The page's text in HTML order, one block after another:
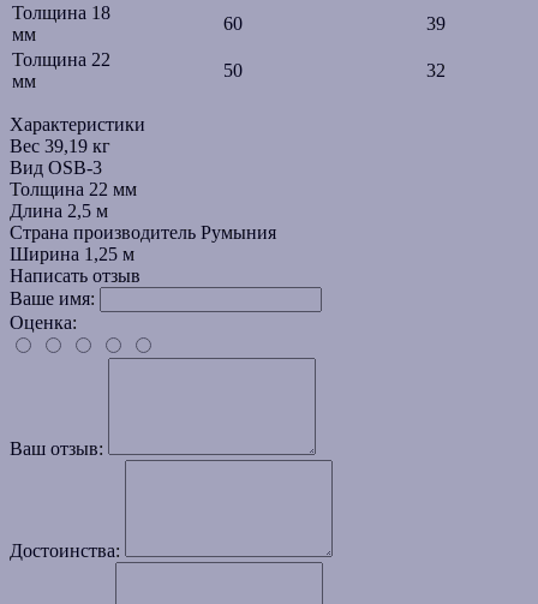
Толщина 18
мм
60
39
Толщина 22
мм
50 32
Характеристики
Вес 39,19 кг
Вид OSB-3
Толщина 22 мм
Длина 2,5 м
Страна производитель Румыния
Ширина 1,25 м
Написать отзыв
Ваше имя:
Оценка:
Ваш отзыв:
Достоинства: